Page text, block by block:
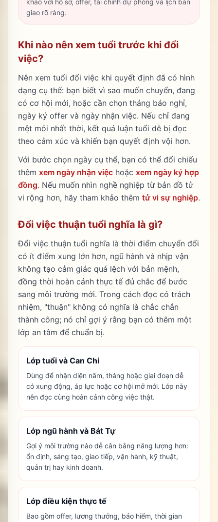
khảo với hồ sơ, offer, tài chính dự phòng và lịch bàn
giao rõ ràng.
Khi nào nên xem tuổi trước khi đổi
việc?
Nên xem tuổi đổi việc khi quyết định đã có hình
dạng cụ thể: bạn biết vì sao muốn chuyển, đang
có cơ hội mới, hoặc cần chọn tháng báo nghỉ,
ngày ký offer và ngày nhận việc. Nếu chỉ đang
mệt mỏi nhất thời, kết quả luận tuổi dễ bị đọc
theo cảm xúc và khiến bạn quyết định vội hơn.
Với bước chọn ngày cụ thể, bạn có thể đối chiếu
thêm xem ngày nhận việc hoặc xem ngày ký hợp
đồng. Nếu muốn nhìn nghề nghiệp từ bản đồ tử
vi rộng hơn, hãy tham khảo thêm tử vi sự nghiệp.
Đổi việc thuận tuổi nghĩa là gì?
Đổi việc thuận tuổi nghĩa là thời điểm chuyển đổi
có ít điểm xung lớn hơn, ngũ hành và nhịp vận
không tạo cảm giác quá lệch với bản mệnh,
đồng thời hoàn cảnh thực tế đủ chắc để bước
sang môi trường mới. Trong cách đọc có trách
nhiệm, "thuận" không có nghĩa là chắc chắn
thành công; nó chỉ gợi ý rằng bạn có thêm một
lớp an tâm để chuẩn bị.
Lớp tuổi và Can Chi
Dùng để nhận diện năm, tháng hoặc giai đoạn dễ
có xung động, áp lực hoặc cơ hội mở mới. Lớp này
nên đọc cùng hoàn cảnh công việc thật.
Lớp ngũ hành và Bát Tự
Gợi ý môi trường nào dễ cân bằng năng lượng hơn:
ổn định, sáng tạo, giao tiếp, vận hành, kỹ thuật,
quản trị hay kinh doanh.
Lớp điều kiện thực tế
Bao gồm offer, lương thưởng, bảo hiểm, thời gian